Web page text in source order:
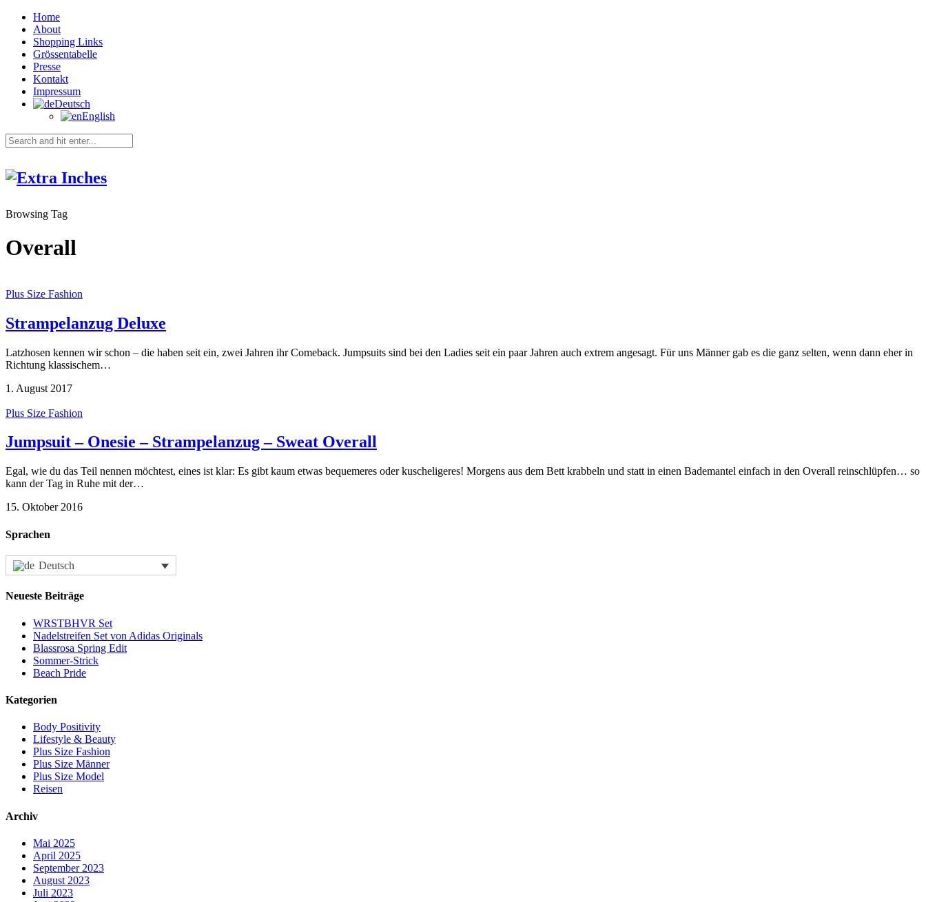
Home
About
Shopping Links
Grössentabelle
Presse
Kontakt
Impressum
Deutsch
English
Browsing Tag
Overall
Plus Size Fashion
Strampelanzug Deluxe
Latzhosen kennen wir schon – die haben seit ein, zwei Jahren ihr Comeback. Jumpsuits sind bei den Ladies seit ein paar Jahren auch extrem angesagt. Für uns Männer gab es die ganz selten, wenn dann eher in
Richtung klassischem…
1. August 2017
Plus Size Fashion
Jumpsuit – Onesie – Strampelanzug – Sweat Overall
Egal, wie du das Teil nennen möchtest, eines ist klar: Es gibt kaum etwas bequemeres oder kuscheligeres! Morgens aus dem Bett krabbeln und statt in einen Bademantel einfach in den Overall reinschlüpfen… so
kann der Tag in Ruhe mit der…
15. Oktober 2016
Sprachen
Deutsch
Neueste Beiträge
WRSTBHVR Set
Nadelstreifen Set von Adidas Originals
Blassrosa Spring Edit
Sommer-Strick
Beach Pride
Kategorien
Body Positivity
Lifestyle & Beauty
Plus Size Fashion
Plus Size Männer
Plus Size Model
Reisen
Archiv
Mai 2025
April 2025
September 2023
August 2023
Juli 2023